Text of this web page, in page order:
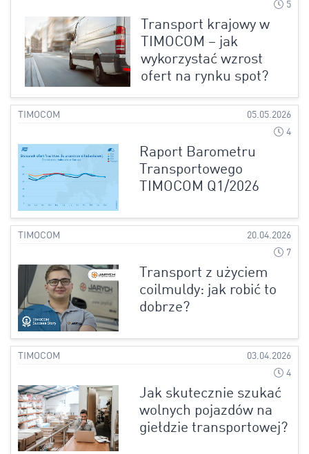
5
Transport krajowy w
TIMOCOM – jak
wykorzystać wzrost
ofert na rynku spot?
TIMOCOM
05.05.2026
4
Raport Barometru
Transportowego
TIMOCOM Q1/2026
TIMOCOM
20.04.2026
7
Transport z użyciem
coilmuldy: jak robić to
dobrze?
TIMOCOM
03.04.2026
4
Jak skutecznie szukać
wolnych pojazdów na
giełdzie transportowej?